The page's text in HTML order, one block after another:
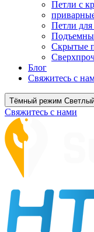
Петли с
Петли
Скрытые
Блог
Свяжитесь с
Тёмный режим
Свяжитесь с нами